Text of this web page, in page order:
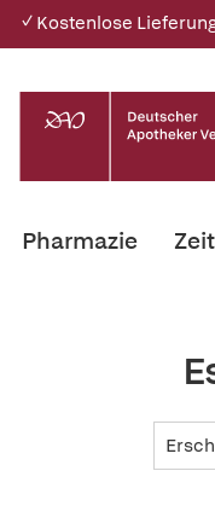
✓ Kostenlose
Pharmazie